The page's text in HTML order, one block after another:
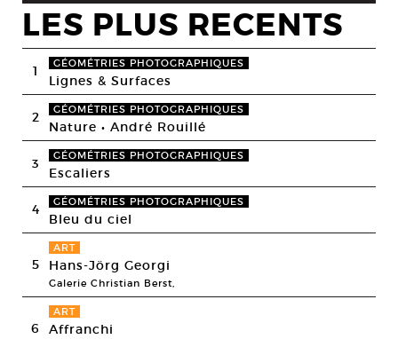
LES PLUS RECENTS
1 GÉOMÉTRIES PHOTOGRAPHIQUES
Lignes & Surfaces
2 GÉOMÉTRIES PHOTOGRAPHIQUES
Nature • André Rouillé
3 GÉOMÉTRIES PHOTOGRAPHIQUES
Escaliers
4 GÉOMÉTRIES PHOTOGRAPHIQUES
Bleu du ciel
5
ART
Hans-Jörg Georgi
Galerie Christian Berst,
6
ART
Affranchi